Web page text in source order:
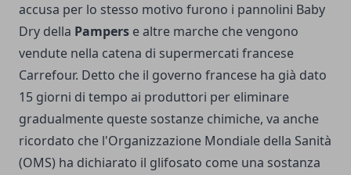
accusa per lo stesso motivo furono i pannolini Baby
Dry della Pampers e altre marche che vengono
vendute nella catena di supermercati francese
Carrefour. Detto che il governo francese ha già dato
15 giorni di tempo ai produttori per eliminare
gradualmente queste sostanze chimiche, va anche
ricordato che l'Organizzazione Mondiale della Sanità
(OMS) ha dichiarato il glifosato come una sostanza